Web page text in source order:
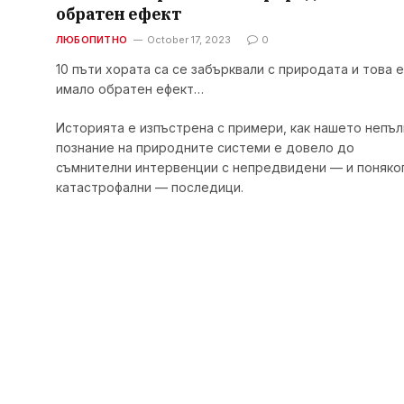
обратен ефект
ЛЮБОПИТНО October 17, 2023 0
10 пъти хората са се забърквали с природата и това е
имало обратен ефект…
Историята е изпъстрена с примери, как нашето
познание на природните системи е довело до
съмнителни интервенции с непредвидени — и
катастрофални — последици.